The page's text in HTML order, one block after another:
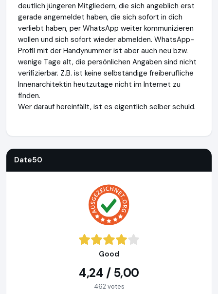
deutlich jüngeren Mitgliedern, die sich angeblich erst
gerade angemeldet haben, die sich sofort in dich
verliebt haben, per WhatsApp weiter kommunizieren
wollen und sich sofort wieder abmelden. WhatsApp-
Profil mit der Handynummer ist aber auch neu bzw.
wenige Tage alt, die persönlichen Angaben sind nicht
verifizierbar. Z.B. ist keine selbständige freiberufliche
Innenarchitektin heutzutage nicht im Internet zu
finden.
Wer darauf hereinfällt, ist es eigentlich selber schuld.
Date50
Good
4,24 / 5,00
462 votes